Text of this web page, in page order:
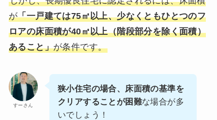
が「一戸建ては75㎡以上、少なくともひとつのフ
ロアの床面積が40㎡以上（階段部分を除く面積）
あること」が条件です。
すーさん
狭小住宅の場合、床面積の基準を
クリアすることが困難な場合が多
いでしょう！